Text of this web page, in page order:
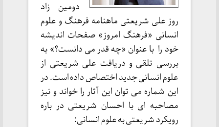
دومین زاد
روز علی شریعتی ماهنامه فرهنگ و علوم
انسانی «فرهنگ امروز» صفحات اندیشه
خود را با عنوان «چه قدر می دانست؟» به
بررسی تلقی و دریافت علی شریعتی از
علوم انسانی جدید اختصاص داده است. در
این شماره می توان این آثار را خواند و نیز
مصاحبه ای با احسان شریعتی در باره
رویکرد شریعتی به علوم انسانی: